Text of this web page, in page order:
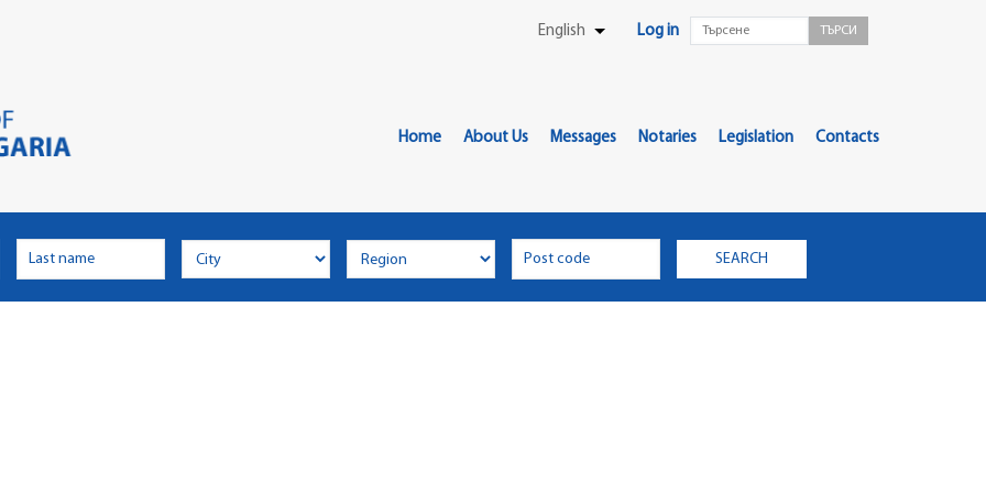
English List additional actions
User
Log in
Меню
Home About Us Messages Notaries Legislation Contacts